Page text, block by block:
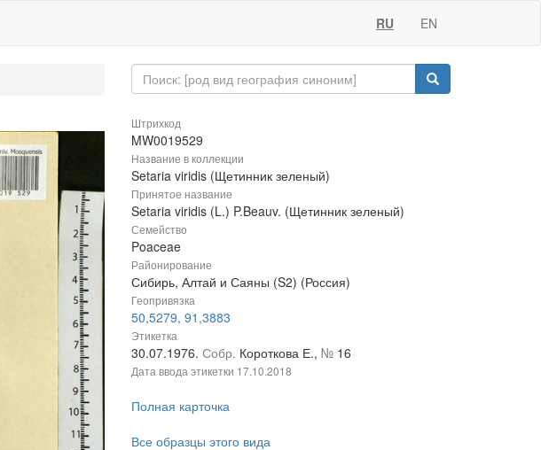
RU EN
Штрихкод
MW0019529
Название в коллекции
Setaria viridis (Щетинник зеленый)
Принятое название
Setaria viridis (L.) P.Beauv. (Щетинник зеленый)
Семейство
Poaceae
Районирование
Сибирь, Алтай и Саяны (S2) (Россия)
Геопривязка
50,5279, 91,3883
Этикетка
30.07.1976. Собр. Короткова Е., № 16
Дата ввода этикетки 17.10.2018
Полная карточка
Все образцы этого вида